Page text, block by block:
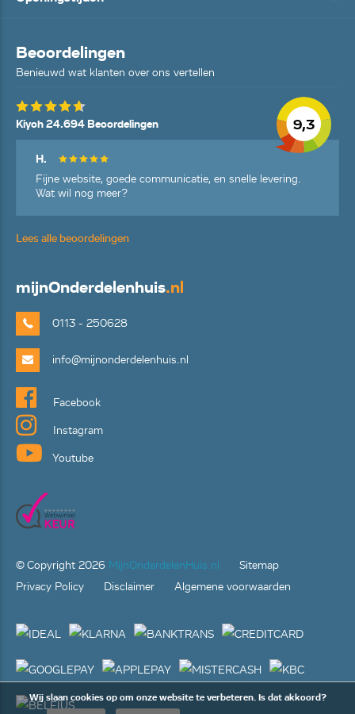
Wij slaan cookies op om onze website te verbeteren. Is dat akkoord?
Beoordelingen
Benieuwd wat klanten over ons vertellen
9,3
Kiyoh 24.694 Beoordelingen
H.
Fijne website, goede communicatie, en snelle levering.
Wat wil nog meer?
Lees alle beoordelingen
mijnOnderdelenhuis.nl
0113 - 250628
info@mijnonderdelenhuis.nl
Facebook
Instagram
Youtube
© Copyright 2026 MijnOnderdelenHuis.nl
Sitemap
Privacy Policy
Disclaimer Algemene voorwaarden